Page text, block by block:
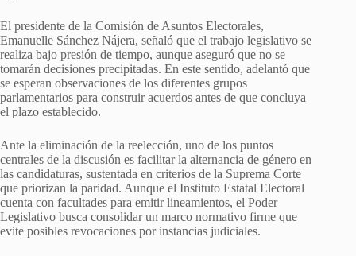
El presidente de la Comisión de Asuntos Electorales,
Emanuelle Sánchez Nájera, señaló que el trabajo legislativo se
realiza bajo presión de tiempo, aunque aseguró que no se
tomarán decisiones precipitadas. En este sentido, adelantó que
se esperan observaciones de los diferentes grupos
parlamentarios para construir acuerdos antes de que concluya
el plazo establecido.
Ante la eliminación de la reelección, uno de los puntos
centrales de la discusión es facilitar la alternancia de género en
las candidaturas, sustentada en criterios de la Suprema Corte
que priorizan la paridad. Aunque el Instituto Estatal Electoral
cuenta con facultades para emitir lineamientos, el Poder
Legislativo busca consolidar un marco normativo firme que
evite posibles revocaciones por instancias judiciales.